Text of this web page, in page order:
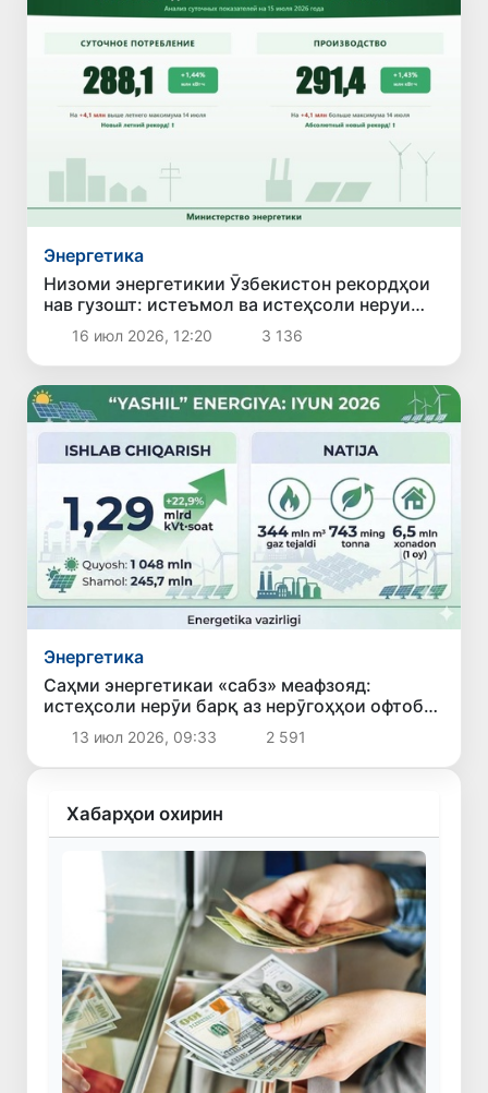
Энергетика
Низоми энергетикии Ӯзбекистон рекордҳои
нав гузошт: истеъмол ва истеҳсоли неруи
барқ ба ҳадди бесобиқа расид
16 июл 2026, 12:20 3 136
Энергетика
Саҳми энергетикаи «сабз» меафзояд:
истеҳсоли нерӯи барқ аз нерӯгоҳҳои офтобӣ
ва бодӣ дар моҳи июн 22,9 фоиз афзоиш ёфт
13 июл 2026, 09:33 2 591
Хабарҳои охирин